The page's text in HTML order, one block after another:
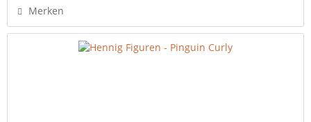
Merken